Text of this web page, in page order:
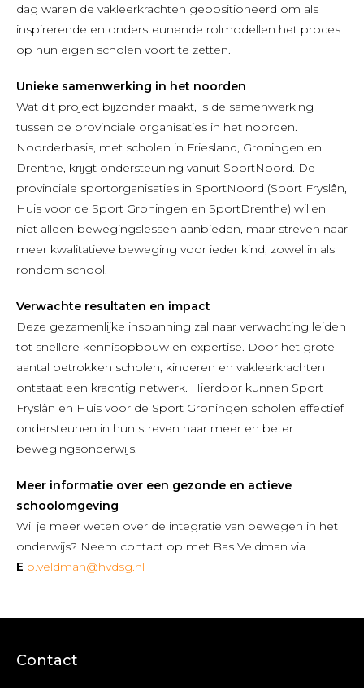
dag waren de vakleerkrachten gepositioneerd om als
inspirerende en ondersteunende rolmodellen het proces
op hun eigen scholen voort te zetten.
Unieke samenwerking in het noorden
Wat dit project bijzonder maakt, is de samenwerking
tussen de provinciale organisaties in het noorden.
Noorderbasis, met scholen in Friesland, Groningen en
Drenthe, krijgt ondersteuning vanuit SportNoord. De
provinciale sportorganisaties in SportNoord (Sport Fryslân,
Huis voor de Sport Groningen en SportDrenthe) willen
niet alleen bewegingslessen aanbieden, maar streven naar
meer kwalitatieve beweging voor ieder kind, zowel in als
rondom school.
Verwachte resultaten en impact
Deze gezamenlijke inspanning zal naar verwachting leiden
tot snellere kennisopbouw en expertise. Door het grote
aantal betrokken scholen, kinderen en vakleerkrachten
ontstaat een krachtig netwerk. Hierdoor kunnen Sport
Fryslân en Huis voor de Sport Groningen scholen effectief
ondersteunen in hun streven naar meer en beter
bewegingsonderwijs.
Meer informatie over een gezonde en actieve
schoolomgeving
Wil je meer weten over de integratie van bewegen in het
onderwijs? Neem contact op met Bas Veldman via
E b.veldman@hvdsg.nl
Contact